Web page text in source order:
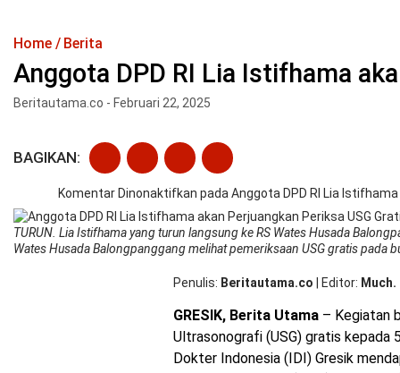
Home Berita
Anggota DPD RI Lia Istifhama
Beritautama.co - Februari 22, 2025
BAGIKAN:
Komentar Dinonaktifkan pada Anggota DPD RI Lia
TURUN. Lia Istifhama yang turun langsung ke RS Wates Husada
Wates Husada Balongpanggang melihat pemeriksaan USG gratis pada
Penulis Beritautama.co Editor
GRESIK, Berita Utama – Kegiatan
Ultrasonografi (USG) gratis kepada
Dokter Indonesia (IDI) Gresik